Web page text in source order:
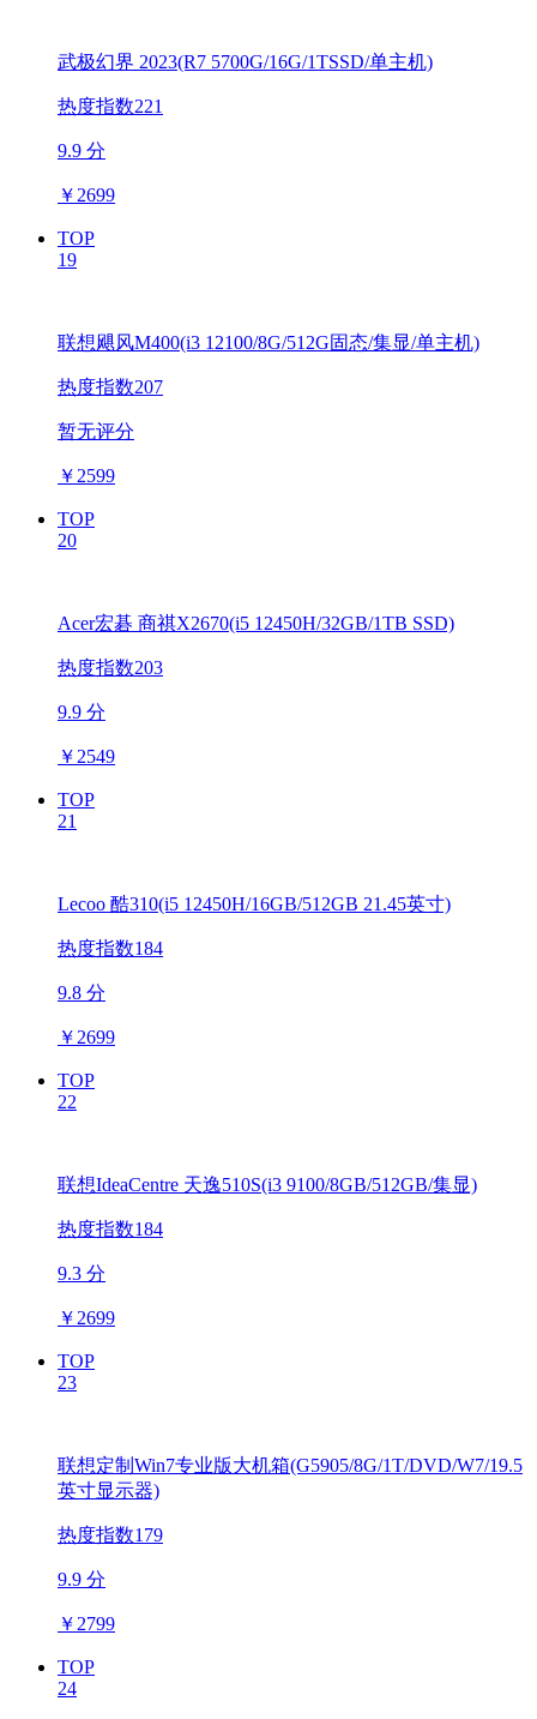
武极幻界 2023(R7 5700G/16G/1TSSD/单主机)
热度指数221
9.9 分
￥ 2699
TOP
19
联想飓风M400(i3 12100/8G/512G固态/集显/单主机)
热度指数207
暂无评分
￥ 2599
TOP
20
Acer宏碁 商祺X2670(i5 12450H/32GB/1TB SSD)
热度指数203
9.9 分
￥ 2549
TOP
21
Lecoo 酷310(i5 12450H/16GB/512GB 21.45英寸)
热度指数184
9.8 分
￥ 2699
TOP
22
联想IdeaCentre 天逸510S(i3 9100/8GB/512GB/集显)
热度指数184
9.3 分
￥ 2699
TOP
23
联想定制Win7专业版大机箱(G5905/8G/1T/DVD/W7/19.5
英寸显示器)
热度指数179
9.9 分
￥ 2799
TOP
24